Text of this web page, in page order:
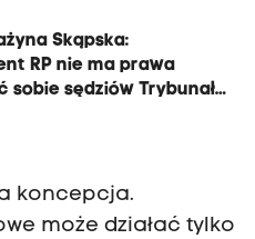
Skąpska:
RP nie ma prawa
sobie sędziów Trybunału
koncepcja.
może działać tylko